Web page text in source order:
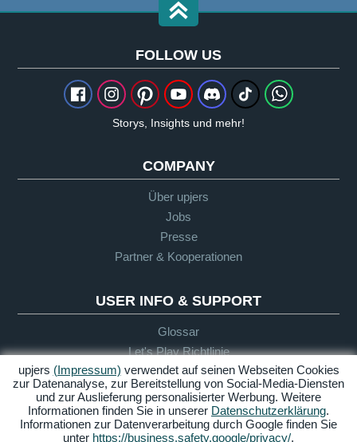
FOLLOW US
Storys, Insights und mehr!
COMPANY
Über upjers
Jobs
Presse
Partner & Kooperationen
USER INFO & SUPPORT
Glossar
Let's Play Richtlinie
Infos für Eltern
Support
upjers (Impressum) verwendet auf seinen Webseiten Cookies
zur Datenanalyse, zur Bereitstellung von Social-Media-Diensten
und zur Auslieferung personalisierter Werbung. Weitere
Informationen finden Sie in unserer Datenschutzerklärung.
Informationen zur Datenverarbeitung durch Google finden Sie
unter https://business.safety.google/privacy/.